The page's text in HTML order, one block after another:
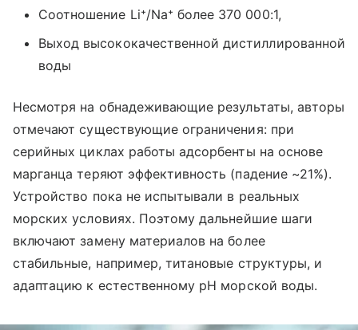
Соотношение Li⁺/Na⁺ более 370 000:1,
Выход высококачественной дистиллированной
воды
Несмотря на обнадеживающие результаты, авторы
отмечают существующие ограничения: при
серийных циклах работы адсорбенты на основе
марганца теряют эффективность (падение ~21%).
Устройство пока не испытывали в реальных
морских условиях. Поэтому дальнейшие шаги
включают замену материалов на более
стабильные, например, титановые структуры, и
адаптацию к естественному pH морской воды.